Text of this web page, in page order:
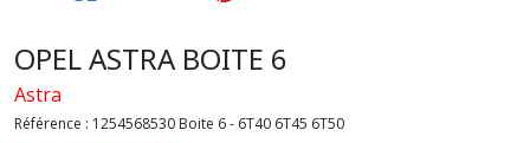
OPEL ASTRA BOITE 6
Astra
Référence : 1254568530 Boite 6 - 6T40 6T45 6T50